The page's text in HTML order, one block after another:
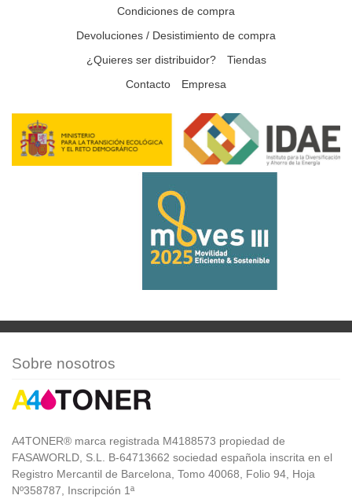
Condiciones de compra
Devoluciones / Desistimiento de compra
¿Quieres ser distribuidor?
Tiendas
Contacto
Empresa
Sobre nosotros
A4TONER® marca registrada M4188573 propiedad de
FASAWORLD, S.L. B-64713662 sociedad española inscrita en el
Registro Mercantil de Barcelona, Tomo 40068, Folio 94, Hoja
Nº358787, Inscripción 1ª